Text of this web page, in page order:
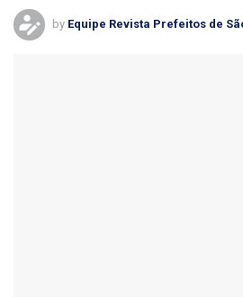
by Equipe Revista Prefeitos de